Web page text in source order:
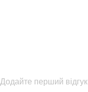
Додайте перший відгук